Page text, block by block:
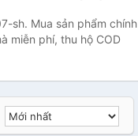
sh. Mua sản phẩm chính
miễn phí, thu hộ COD